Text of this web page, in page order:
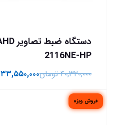
2116NE-HP
۴۰,۳۲۰,۰۰۰ تومان۳۳,۵۵۰,۰۰۰
فروش ویژه